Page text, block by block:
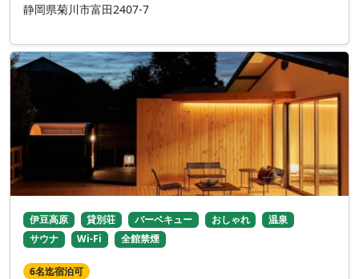
静岡県菊川市富田2407-7
伊豆高原 貸別荘 バーベキュー おしゃれ
温泉
サウナ
Wi-Fi 全館禁煙
6名迄宿泊可